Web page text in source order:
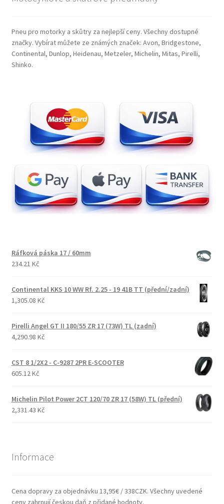
Pneu pro motorky a skůtry za nejlepší ceny. Všechny dostupné
značky. Vybírat můžete ze známých značek: Avon, Bridgestone,
Continental, Dunlop, Heidenau, Metzeler, Michelin, Mitas, Pirelli,
Shinko.
Ráfková páska 17 / 60mm
234.21 Kč
Continental KKS 10 WW Rf. 2.25 - 19 41B TT (přední/zadní)
1,305.08 Kč
Pirelli Angel GT II 180/55 ZR 17 (73W) TL (zadní)
4,290.98 Kč
CST 8 1/2X2 - C-9287 2PR E-SCOOTER
605.12 Kč
Michelin Pilot Power 2CT 120/70 ZR 17 (58W) TL (přední)
2,331.43 Kč
Informace
Cena dopravy za objednávku 13,95€ / 338CZK. Všechny uvedené
ceny zahrnují českou daň z přidané hodnoty.